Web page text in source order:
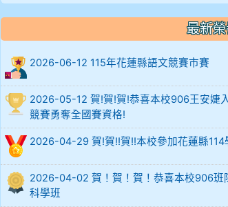
904彭子庭
905蔣昇和
905周沛蓉
905鄭瑀安
906江彥臻
907張晏寧
908彭主豪
909林柏翰
909林玉楓
最新
2026-06-12 115年花蓮縣語文競賽市賽
2026-05-12 賀!賀!賀!恭喜本校906王安婕
競賽勇奪全國賽資格!
2026-04-29 賀!賀!!賀!!本校參加花蓮縣114
2026-04-02 賀！賀！賀！恭喜本校906班
科學班